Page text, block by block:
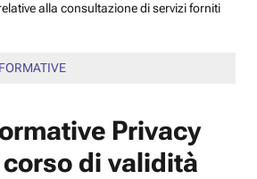
alla consultazione di servizi forniti
Privacy
di validità